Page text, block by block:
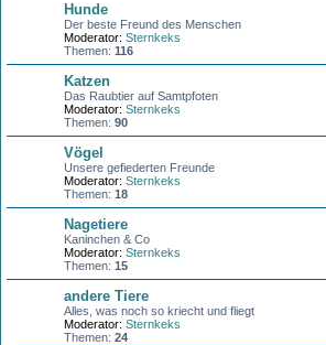
Hunde
Der beste Freund des Menschen
Moderator: Sternkeks
Themen: 116
Katzen
Das Raubtier auf Samtpfoten
Moderator: Sternkeks
Themen: 90
Vögel
Unsere gefiederten Freunde
Moderator: Sternkeks
Themen: 18
Nagetiere
Kaninchen & Co
Moderator: Sternkeks
Themen: 15
andere Tiere
Alles, was noch so kriecht und fliegt
Moderator: Sternkeks
Themen: 24